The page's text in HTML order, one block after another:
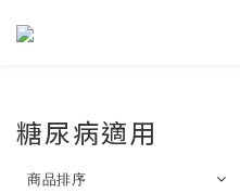
糖尿病適用
商品排序